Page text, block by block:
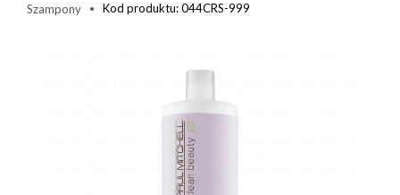
Szampony Kod produktu: 044CRS-999